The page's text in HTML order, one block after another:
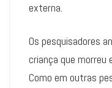
externa.
Os pesquisadores
criança que morreu
Como em outras